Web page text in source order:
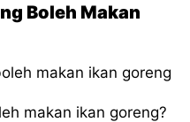
Boleh Makan
makan ikan goreng?